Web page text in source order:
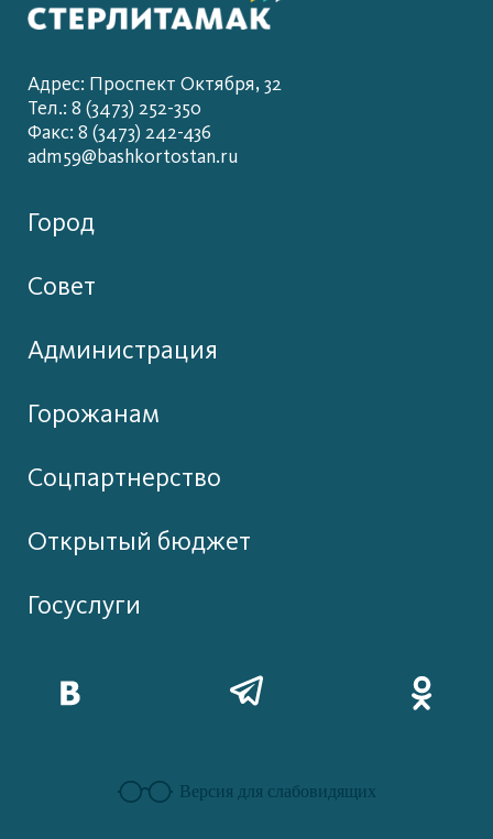
Адрес: Проспект Октября, 32
Тел.: 8 (3473) 252-350
Факс: 8 (3473) 242-436
adm59@bashkortostan.ru
Город
Совет
Администрация
Горожанам
Соцпартнерство
Открытый бюджет
Госуслуги
Версия для слабовидящих